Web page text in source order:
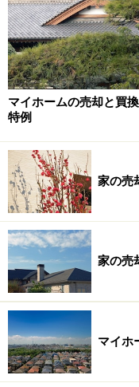
マイホームの売却と買
特例
家の売
家の売
マイホ